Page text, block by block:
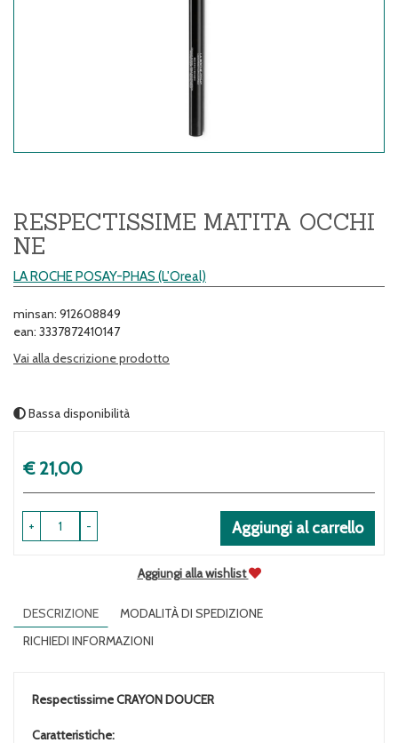
RESPECTISSIME MATITA OCCHI
NE
LA ROCHE POSAY-PHAS (L'Oreal)
minsan: 912608849
ean: 3337872410147
Vai alla descrizione prodotto
Bassa disponibilità
Prezzo
€ 21,00
-
+ Aggiungi al carrello
Aggiungi alla wishlist
DESCRIZIONE
MODALITÀ DI SPEDIZIONE
RICHIEDI INFORMAZIONI
RespectissimeCRAYON DOUCER
Caratteristiche: